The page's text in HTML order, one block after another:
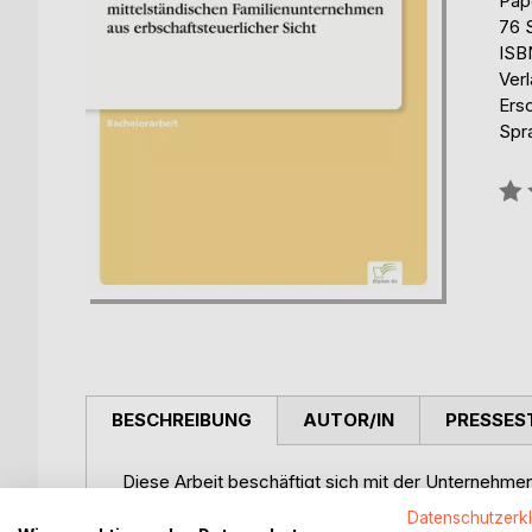
76
BESCHREIBUNG
Diese Arbeit beschäftigt sich mit der
Familienunternehmen. Mit Hilfe dieser Arbeit
AUTOR/IN